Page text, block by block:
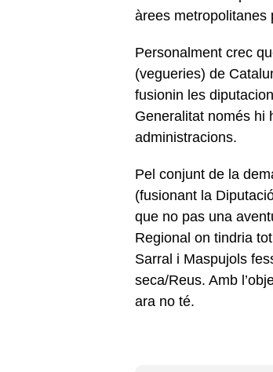
àrees metropolitanes
Personalment crec
(vegueries) de
fusionin les
Generalitat només hi
administracions.
Pel conjunt de la
(fusionant la
que no pas una
Regional on tindria
Sarral i Maspujols
seca/Reus. Amb
ara no té.